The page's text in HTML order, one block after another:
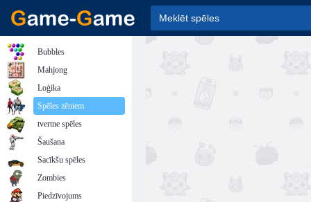
Bubbles
Mahjong
Loģika
Spēles zēniem
tvertne spēles
Šaušana
Sacīkšu spēles
Zombies
Piedzīvojums